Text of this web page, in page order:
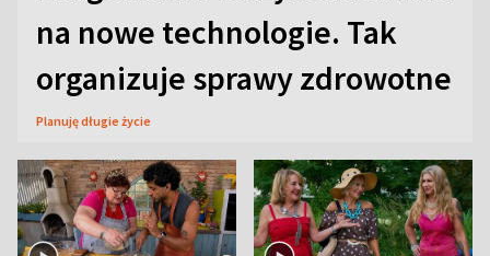
na nowe technologie. Tak
organizuje sprawy zdrowotne
Planuję długie życie